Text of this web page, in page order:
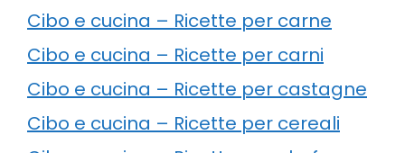
Cibo e cucina – Ricette per carne
Cibo e cucina – Ricette per carni
Cibo e cucina – Ricette per castagne
Cibo e cucina – Ricette per cereali